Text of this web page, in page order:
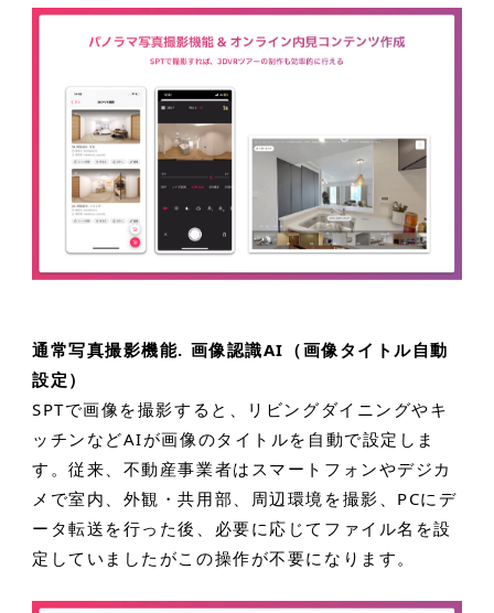
通常写真撮影機能. 画像認識AI（画像タイトル自動
設定）
SPTで画像を撮影すると、リビングダイニングやキ
ッチンなどAIが画像のタイトルを自動で設定しま
す。従来、不動産事業者はスマートフォンやデジカ
メで室内、外観・共用部、周辺環境を撮影、PCにデ
ータ転送を行った後、必要に応じてファイル名を設
定していましたがこの操作が不要になります。